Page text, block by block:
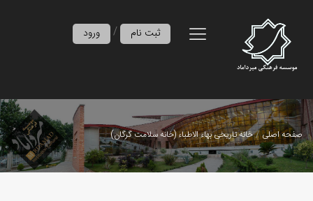
ورود / ثبت نام
صفحه اصلی خانه تاریخی بهاء الاطباء (خانه سلامت گرگان)